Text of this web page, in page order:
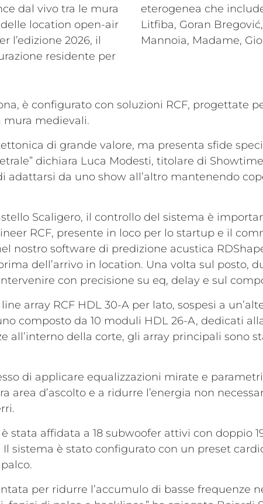
dal vivo tra le mura
location open-air
l’edizione 2026, il
residente per
con Airbourne,
Masini, Nek, Fiorella
Mannoia, Madame,
è configurato con soluzioni RCF, progettate
mura medievali.
di grande valore, ma presenta sfide
dichiara Luca Modesti, titolare di
adattarsi da uno show all’altro mantenendo
Scaligero, il controllo del sistema è
RCF, presente in loco per lo startup e il
nostro software di predizione acustica
dell’arrivo in location. Una volta sul posto,
con precisione su eq, delay e sul
array RCF HDL 30-A per lato, sospesi a
composto da 10 moduli HDL 26-A, dedicati
all’interno della corte, gli array principali sono
di applicare equalizzazioni mirate e
area d’ascolto e a ridurre l’energia non
stata affidata a 18 subwoofer attivi con doppio
sistema è stato configurato con un preset
per ridurre l’accumulo di basse frequenze